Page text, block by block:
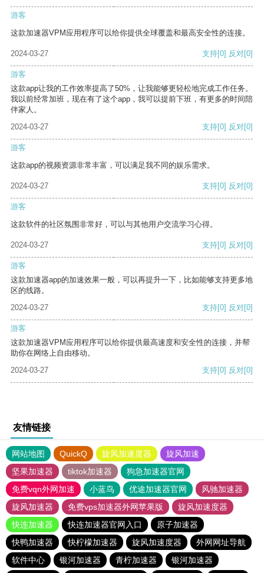
游客
这款加速器VPM应用程序可以给你提供全球覆盖和最高安全性的连接。
2024-03-27 支持[0] 反对[0]
游客
这款app让我的工作效率提高了50%，让我能够更轻松地完成工作任务。
我以前经常加班，现在有了这个app，我可以提前下班，有更多的时间陪
伴家人。
2024-03-27
支持[0] 反对[0]
游客
这款app的视频资源非常丰富，可以满足我不同的娱乐需求。
2024-03-27 支持[0] 反对[0]
游客
这款软件的社区氛围非常好，可以与其他用户交流学习心得。
2024-03-27 支持[0] 反对[0]
游客
这款加速器app的加速效果一般，可以再提升一下，比如能够支持更多地
区的线路。
2024-03-27
支持[0] 反对[0]
游客
这款加速器VPM应用程序可以给你提供最高速度和安全性的连接，并帮
助你在网络上自由移动。
2024-03-27
支持[0] 反对[0]
友情链接
网站地图 QuickQ 旋风加速度器
旋风加速
坚果加速器
tiktok加速器
狗急加速器官网
免费vqn外网加速
小蓝鸟 优途加速器官网
风驰加速器
旋风加速器
免费vps加速器外网苹果版
旋风加速度器
快连加速器
快连加速器官网入口
原子加速器
快鸭加速器
快柠檬加速器 旋风加速度器
外网网址导航
软件中心
银河加速器 青柠加速器 银河加速器